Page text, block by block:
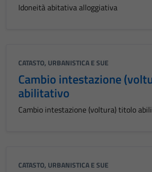
Idoneità abitativa alloggiativa
CATASTO, URBANISTICA E SUE
Cambio intestazione
abilitativo
Cambio intestazione (voltura) titolo
CATASTO, URBANISTICA E SUE